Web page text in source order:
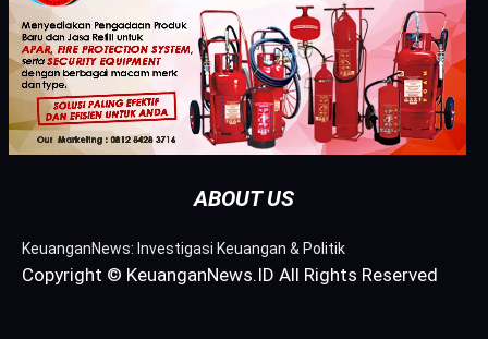
ABOUT US
KeuanganNews: Investigasi Keuangan & Politik
Copyright © KeuanganNews.ID All Rights Reserved